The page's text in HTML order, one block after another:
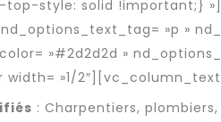
style: solid !important;}
»p »
»#2d2d2d »
width= »1/2″][vc_column_text]
: Charpentiers,